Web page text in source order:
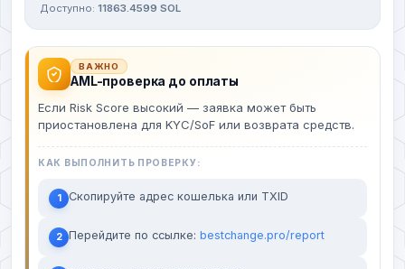
Доступно: 11863.4599 SOL
ВАЖНО
AML-проверка до оплаты
Если Risk Score высокий — заявка может быть
приостановлена для KYC/SoF или возврата средств.
КАК ВЫПОЛНИТЬ ПРОВЕРКУ:
1 Скопируйте адрес кошелька или TXID
2 Перейдите по ссылке: bestchange.pro/report